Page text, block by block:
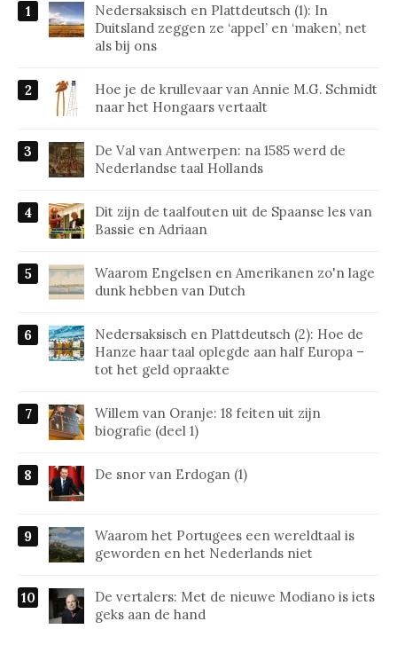
Nedersaksisch en Plattdeutsch (1): In
Duitsland zeggen ze ‘appel’ en ‘maken’, net
als bij ons
Hoe je de krullevaar van Annie M.G. Schmidt
naar het Hongaars vertaalt
De Val van Antwerpen: na 1585 werd de
Nederlandse taal Hollands
Dit zijn de taalfouten uit de Spaanse les van
Bassie en Adriaan
Waarom Engelsen en Amerikanen zo'n lage
dunk hebben van Dutch
Nedersaksisch en Plattdeutsch (2): Hoe de
Hanze haar taal oplegde aan half Europa –
tot het geld opraakte
Willem van Oranje: 18 feiten uit zijn
biografie (deel 1)
De snor van Erdogan (1)
Waarom het Portugees een wereldtaal is
geworden en het Nederlands niet
De vertalers: Met de nieuwe Modiano is iets
geks aan de hand